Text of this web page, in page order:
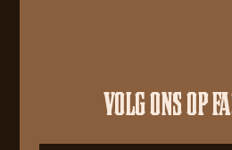
VOLG ONS OP